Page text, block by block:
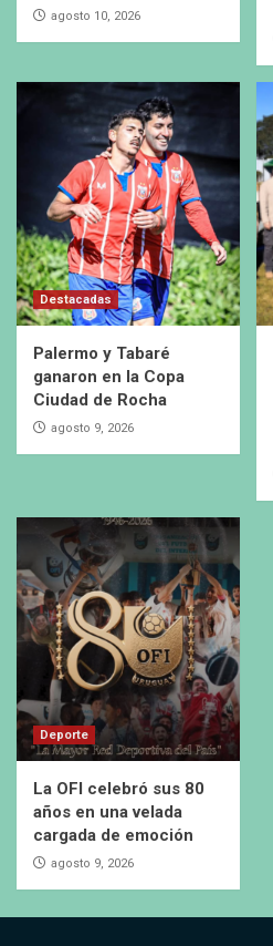
agosto 10, 2026
Destacadas
Palermo y Tabaré
ganaron en la Copa
Ciudad de Rocha
agosto 9, 2026
Deporte
La OFI celebró sus 80
años en una velada
cargada de emoción
agosto 9, 2026